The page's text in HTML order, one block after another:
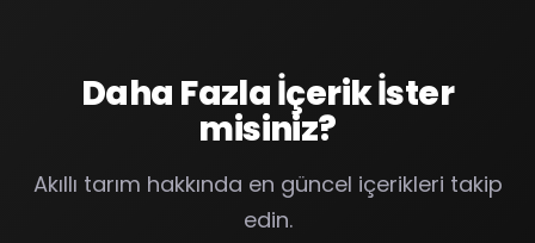
Daha Fazla İçerik İster
misiniz?
Akıllı tarım hakkında en güncel içerikleri takip
edin.